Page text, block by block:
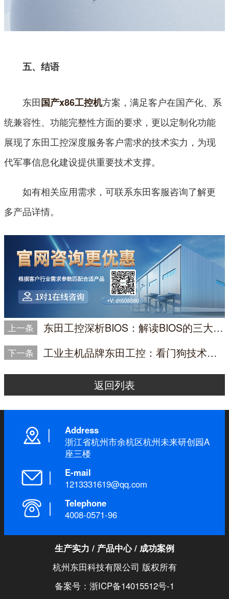
五、结语
东田国产x86工控机方案，满足客户在国产化、系
统兼容性、功能完整性方面的要求，更以定制化功能
展现了东田工控深度服务客户需求的技术实力，为现
代军事信息化建设提供重要技术支撑。
如有相关应用需求，可联系东田客服咨询了解更
多产品详情。
上一条 东田工控深析BIOS：解读BIOS的三大核心使命
下一条 工业主机品牌东田工控：看门狗技术赋能工业稳定运行
返回列表
Address
浙江省杭州市余杭区杭州未来研创园A
座三楼
E-mail
1213331619@qq.com
Telephone
4008-0571-96
生产实力 / 产品中心/ 成功案例
杭州东田科技有限公司 版权所有
备案号：浙ICP备14015512号-1